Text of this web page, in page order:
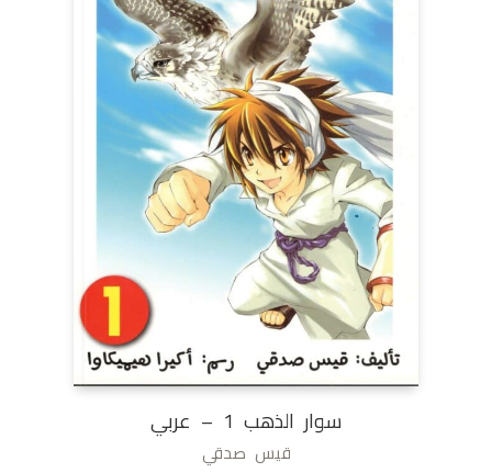
سوار الذهب 1 – عربي
قيس صدقي